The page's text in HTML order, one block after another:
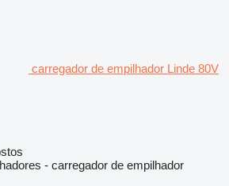
carregador de empilhador Linde 80V
- carregador de empilhador